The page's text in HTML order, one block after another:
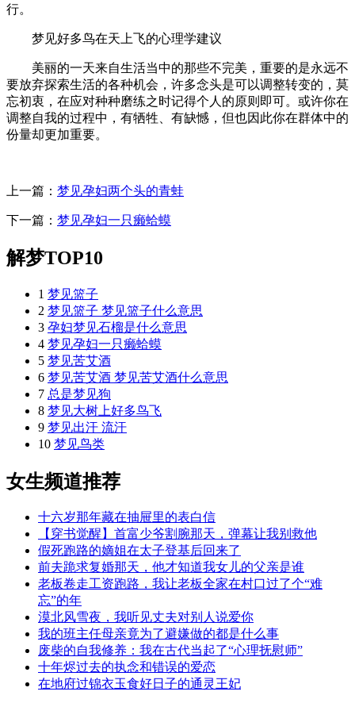
行。
梦见好多鸟在天上飞的心理学建议
美丽的一天来自生活当中的那些不完美，重要的是永远不
要放弃探索生活的各种机会，许多念头是可以调整转变的，莫
忘初衷，在应对种种磨练之时记得个人的原则即可。或许你在
调整自我的过程中，有牺牲、有缺憾，但也因此你在群体中的
份量却更加重要。
上一篇： 梦见孕妇两个头的青蛙
下一篇： 梦见孕妇一只癞蛤蟆
解梦TOP10
1 梦见篮子
2 梦见篮子 梦见篮子什么意思
3 孕妇梦见石榴是什么意思
4 梦见孕妇一只癞蛤蟆
5 梦见苦艾酒
6 梦见苦艾酒 梦见苦艾酒什么意思
7 总是梦见狗
8 梦见大树上好多鸟飞
9 梦见出汗 流汗
10 梦见鸟类
女生频道推荐
十六岁那年藏在抽屉里的表白信
【穿书觉醒】首富少爷割腕那天，弹幕让我别救他
假死跑路的嫡姐在太子登基后回来了
前夫跪求复婚那天，他才知道我女儿的父亲是谁
老板卷走工资跑路，我让老板全家在村口过了个“难
忘”的年
漠北风雪夜，我听见丈夫对别人说爱你
我的班主任母亲竟为了避嫌做的都是什么事
废柴的自我修养：我在古代当起了“心理抚慰师”
十年烬过去的执念和错误的爱恋
在地府过锦衣玉食好日子的通灵王妃